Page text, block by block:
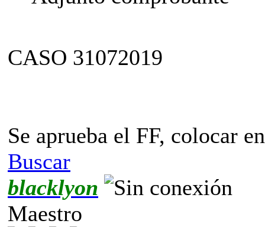
CASO 31072019
Se aprueba el FF, colocar
Buscar
blacklyon
Maestro